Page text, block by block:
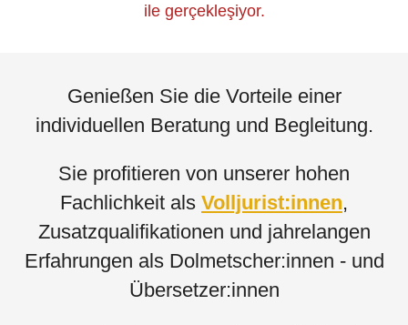
ile gerçekleşiyor.
Genießen Sie die Vorteile einer
individuellen Beratung und Begleitung.
Sie profitieren von unserer hohen
Fachlichkeit als Volljurist:innen,
Zusatzqualifikationen und jahrelangen
Erfahrungen als Dolmetscher:innen - und
Übersetzer:innen